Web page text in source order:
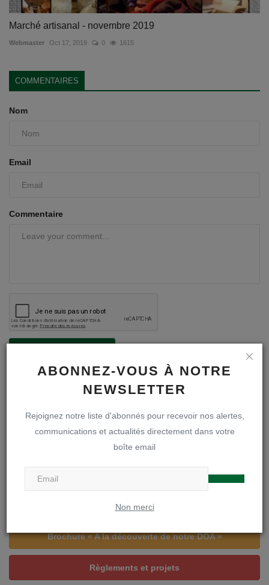
ABONNEZ-VOUS À NOTRE
NEWSLETTER
Rejoignez notre liste d'abonnés pour recevoir nos alertes,
communications et actualités directement dans votre
boîte email
Non merci
Marché artisanal - novembre 2019
Webmaster Oct 17, 2019 0 1615
COMMENTAIRES
Nom
Email
Commentaire
A LA UNE
Inscriptions en première secondaire
Infos inscriptions
Brochure « A la découverte de notre DOA »
Règlements et projets